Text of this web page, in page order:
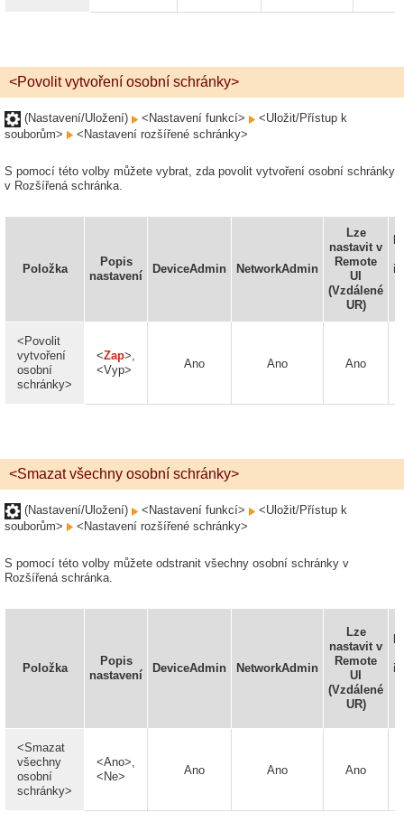
<Povolit vytvoření osobní schránky>
(Nastavení/Uložení) <Nastavení funkcí>
<Uložit/Přístup k
souborům>
<Nastavení rozšířené schránky>
S pomocí této volby můžete vybrat, zda povolit vytvoření osobní schránky
v Rozšířená schránka.
Položka
Popis
nastavení
DeviceAdmin NetworkAdmin
Lze
nastavit v
Remote
UI
(Vzdálené
UR)
<Povolit
vytvoření
osobní
schránky>
<Zap>,
<Vyp>
Ano Ano Ano
<Smazat všechny osobní schránky>
(Nastavení/Uložení) <Nastavení funkcí>
<Uložit/Přístup k
souborům>
<Nastavení rozšířené schránky>
S pomocí této volby můžete odstranit všechny osobní schránky v
Rozšířená schránka.
Položka
Popis
nastavení
DeviceAdmin NetworkAdmin
Lze
nastavit v
Remote
UI
(Vzdálené
UR)
<Smazat
všechny
osobní
schránky>
<Ano>,
<Ne>
Ano Ano Ano